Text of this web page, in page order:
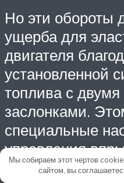
Но эти обороты
ущерба для
двигателя
установленной
топлива с
заслонками.
специальные
управления
Мы собираем этот чертов
сайтом, вы